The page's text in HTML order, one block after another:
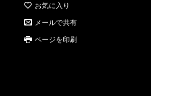
お気に入り
メールで共有
ページを印刷